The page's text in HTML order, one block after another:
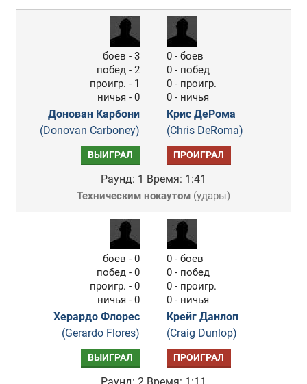
боев - 3
побед - 2
проигр. - 1
ничья - 0
Донован Карбони
(Donovan Carboney)
0 - боев
0 - побед
0 - проигр.
0 - ничья
Крис ДеРома
(Chris DeRoma)
ВЫИГРАЛ ПРОИГРАЛ
Раунд: 1 Время: 1:41
Техническим нокаутом(удары)
боев - 0
побед - 0
проигр. - 0
ничья - 0
Херардо Флорес
(Gerardo Flores)
0 - боев
0 - побед
0 - проигр.
0 - ничья
Крейг Данлоп
(Craig Dunlop)
ВЫИГРАЛ ПРОИГРАЛ